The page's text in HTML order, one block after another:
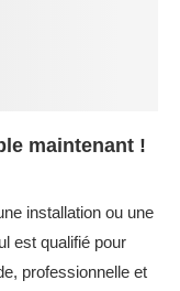
maintenant !
installation ou une
est qualifié pour
professionnelle et